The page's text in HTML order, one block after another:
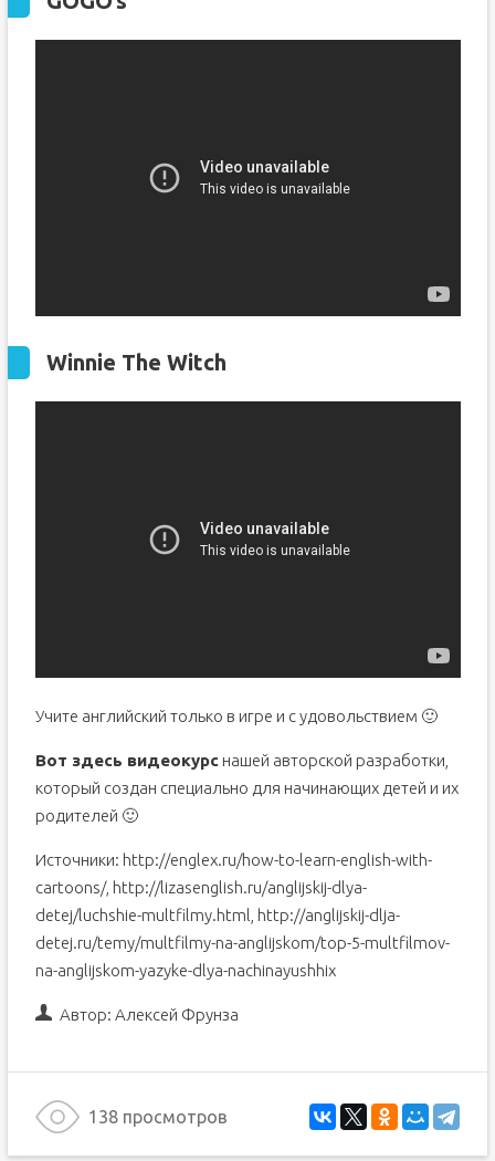
Winnie The Witch
Учите английский только в игре и с удовольствием 🙂
Вот здесь видеокурснашей авторской разработки,
который создан специально для начинающих детей и их
родителей 🙂
Источники: http://englex.ru/how-to-learn-english-with-
cartoons/, http://lizasenglish.ru/anglijskij-dlya-
detej/luchshie-multfilmy.html, http://anglijskij-dlja-
detej.ru/temy/multfilmy-na-anglijskom/top-5-multfilmov-
na-anglijskom-yazyke-dlya-nachinayushhix
Автор: Алексей Фрунза
138 просмотров